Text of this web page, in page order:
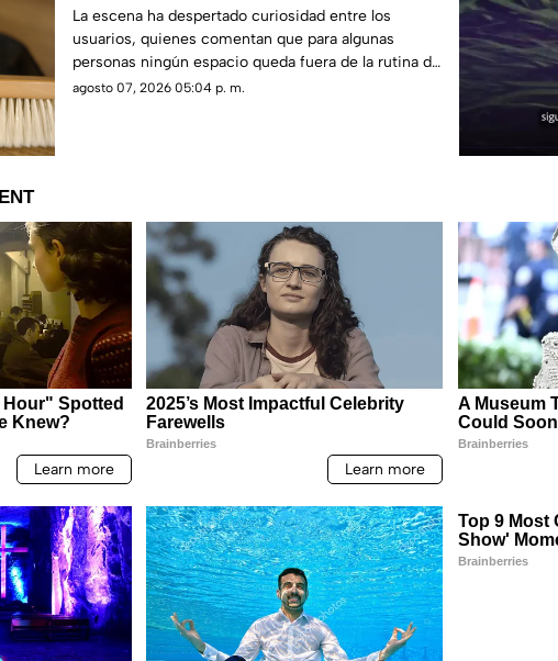
techo
La escena ha despertado curiosidad entre los
usuarios, quienes comentan que para algunas
personas ningún espacio queda fuera de la rutina de
limpieza
agosto 07, 2026 05:04 p. m.